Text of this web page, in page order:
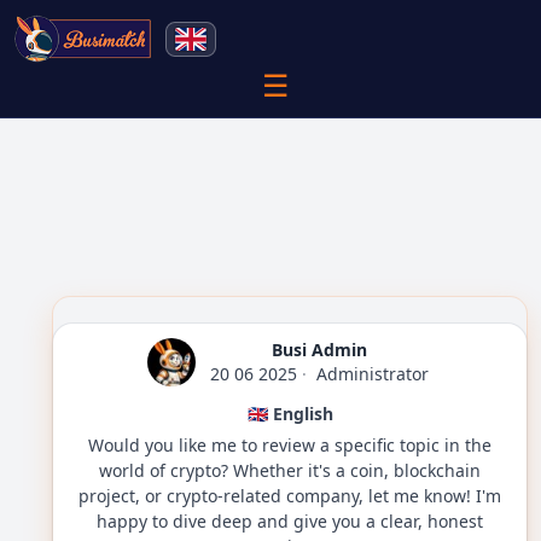
☰
Busi Admin
20 06 2025· Administrator
🇬🇧 English
Would you like me to review a specific topic in the
world of crypto? Whether it's a coin, blockchain
project, or crypto-related company, let me know! I'm
happy to dive deep and give you a clear, honest